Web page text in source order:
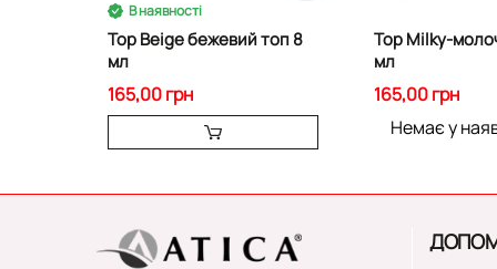
В наявності
Top Beige бежевий топ 8
мл
165,00 грн
Top Milky-
мл
165,00 грн
Немає у